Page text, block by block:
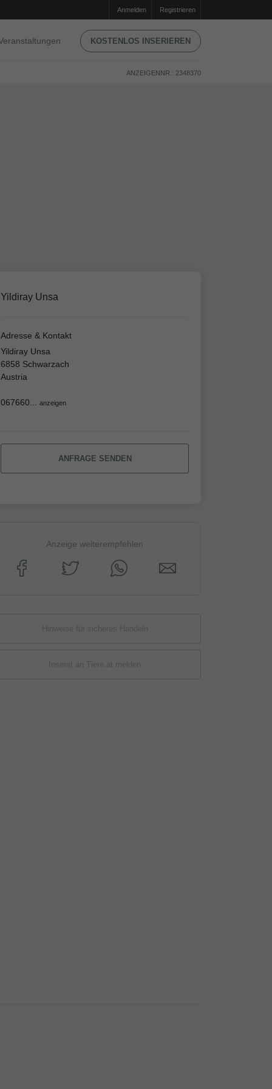
Anmelden Registrieren
KOSTENLOS INSERIEREN
ANZEIGENNR.: 2348370
Yildiray Unsa
Adresse & Kontakt
Yildiray Unsa
6858 Schwarzach
Austria
067660... anzeigen
ANFRAGE SENDEN
Anzeige weiterempfehlen
Hinweise für sicheres Handeln
Inserat an Tiere.at melden